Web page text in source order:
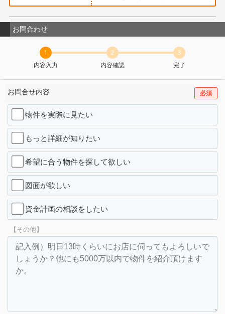
お問合わせ
1
内容入力
2
内容確認
3
完了
お問合せ内容 必須
物件を実際に見たい
もっと詳細が知りたい
希望に合う物件を探して欲しい
図面が欲しい
資金計画の相談をしたい
【その他】